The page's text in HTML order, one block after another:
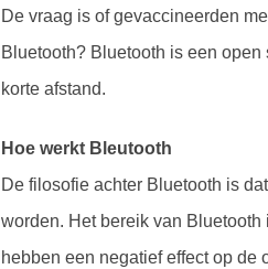
De vraag is of gevaccineerden
Bluetooth? Bluetooth is een
korte afstand.
Hoe werkt Bleutooth
De filosofie achter Bluetooth is
worden. Het bereik van Bluetooth
hebben een negatief effect op de